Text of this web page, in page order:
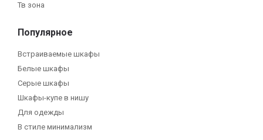
Тв зона
Популярное
Встраиваемые шкафы
Белые шкафы
Серые шкафы
Шкафы-купе в нишу
Для одежды
В стиле минимализм